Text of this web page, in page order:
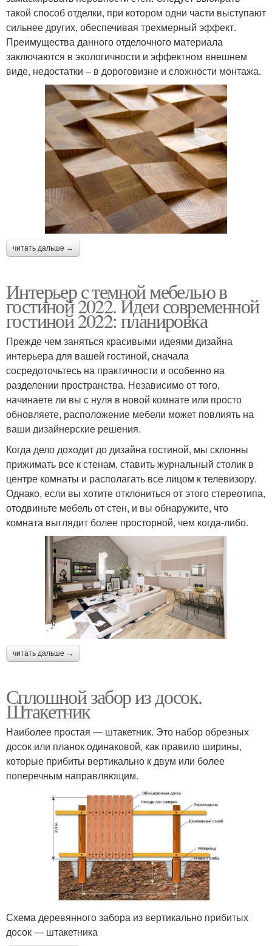
такой способ отделки, при котором одни части выступают
сильнее других, обеспечивая трехмерный эффект.
Преимущества данного отделочного материала
заключаются в экологичности и эффектном внешнем
виде, недостатки – в дороговизне и сложности монтажа.
читать дальше →
Интерьер с темной мебелью в
гостиной 2022. Идеи современной
гостиной 2022: планировка
Прежде чем заняться красивыми идеями дизайна
интерьера для вашей гостиной, сначала
сосредоточьтесь на практичности и особенно на
разделении пространства. Независимо от того,
начинаете ли вы с нуля в новой комнате или просто
обновляете, расположение мебели может повлиять на
ваши дизайнерские решения.
Когда дело доходит до дизайна гостиной, мы склонны
прижимать все к стенам, ставить журнальный столик в
центре комнаты и располагать все лицом к телевизору.
Однако, если вы хотите отклониться от этого стереотипа,
отодвиньте мебель от стен, и вы обнаружите, что
комната выглядит более просторной, чем когда-либо.
читать дальше →
Сплошной забор из досок.
Штакетник
Наиболее простая — штакетник. Это набор обрезных
досок или планок одинаковой, как правило ширины,
которые прибиты вертикально к двум или более
поперечным направляющим.
Схема деревянного забора из вертикально прибитых
досок — штакетника